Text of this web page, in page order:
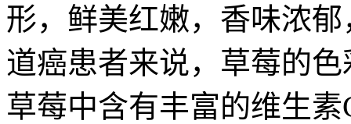
形，鲜美红嫩，香味浓
道癌患者来说，草莓的
草莓中含有丰富的维生